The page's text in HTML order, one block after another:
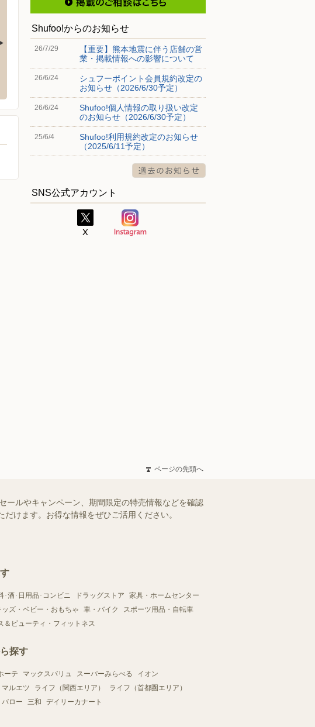
パーセンターオークワ 坂祝店
0071 岐阜県加茂郡坂祝町黒岩1516-1
スーパーセンターオークワ 可児坂戸店
〒509-0241 岐阜県可児市坂戸654-1
Shufoo!からのお知らせ
26/7/29
【重要】熊本地震に伴う店舗の営
業・掲載情報への影響について
26/6/24
シュフーポイント会員規約改定の
お知らせ（2026/6/30予定）
26/6/24
Shufoo!個人情報の取り扱い改定
のお知らせ（2026/6/30予定）
25/6/4
Shufoo!利用規約改定のお知らせ
（2025/6/11予定）
SNS公式アカウント
ページの先頭へ
ールやキャンペーン、期間限定の特売情報などを確認
けます。お得な情報をぜひご活用ください。
･酒･日用品･コンビニ ドラッグストア
家具・ホームセンター
ッズ・ベビー・おもちゃ 車・バイク
スポーツ用品・自転車
＆ビューティ・フィットネス
探す
ーテ マックスバリュ スーパーみらべる
イオン
マルエツ ライフ（関西エリア）
ライフ（首都圏エリア）
バロー 三和 デイリーカナート